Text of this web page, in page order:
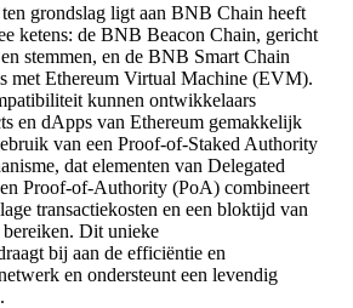
grondslag ligt aan BNB Chain heeft
ketens: de BNB Beacon Chain, gericht
stemmen, en de BNB Smart Chain
met Ethereum Virtual Machine (EVM).
kunnen ontwikkelaars
en dApps van Ethereum gemakkelijk
van een Proof-of-Staked Authority
dat elementen van Delegated
Proof-of-Authority (PoA) combineert
transactiekosten en een bloktijd van
bereiken. Dit unieke
bij aan de efficiëntie en
en ondersteunt een levendig